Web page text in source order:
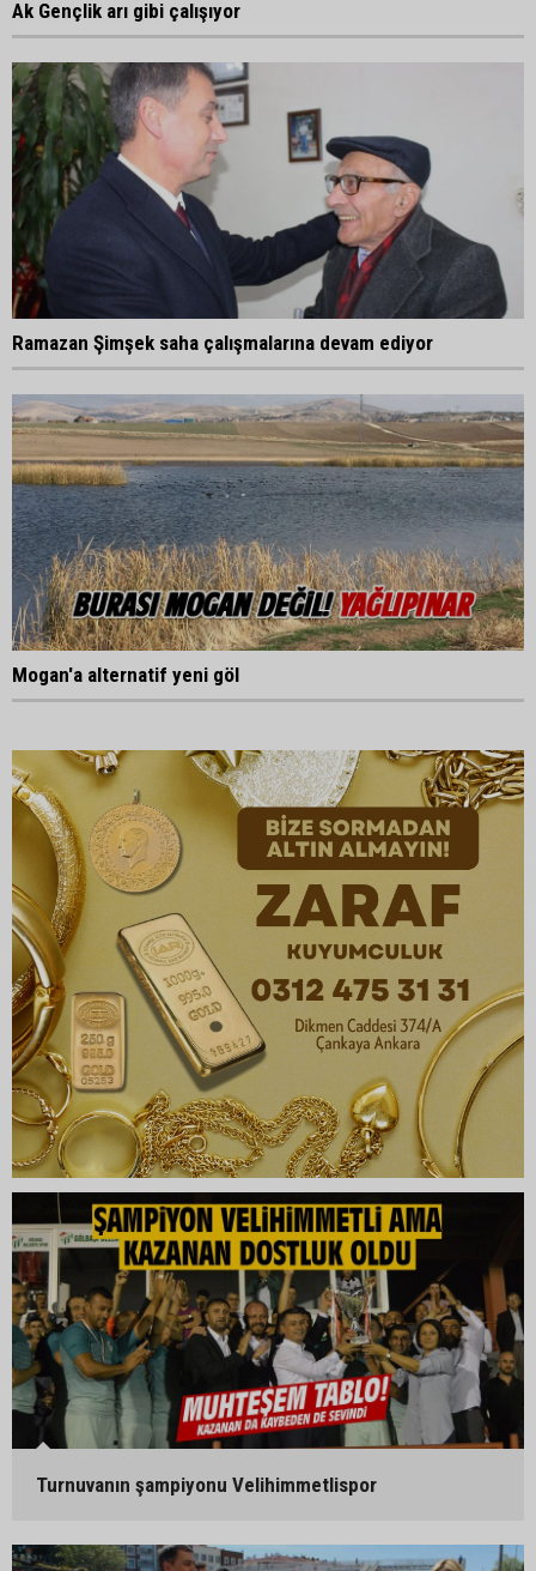
Ak Gençlik arı gibi çalışıyor
Ramazan Şimşek saha çalışmalarına devam ediyor
Mogan'a alternatif yeni göl
Turnuvanın şampiyonu Velihimmetlispor